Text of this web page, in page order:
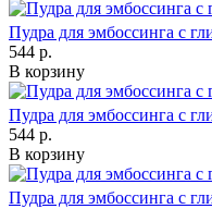
Пудра для эмбоссинга с
544 р.
В корзину
Пудра для эмбоссинга с
544 р.
В корзину
Пудра для эмбоссинга с